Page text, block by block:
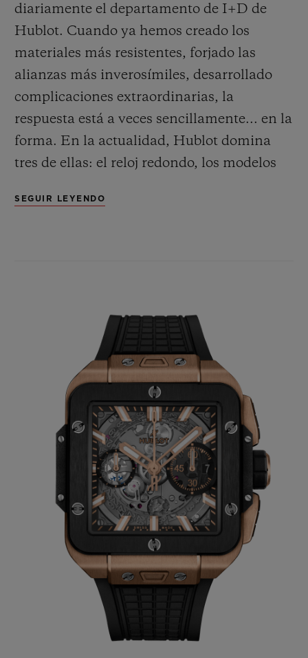
diariamente el departamento de I+D de
Hublot. Cuando ya hemos creado los
materiales más resistentes, forjado las
alianzas más inverosímiles, desarrollado
complicaciones extraordinarias, la
respuesta está a veces sencillamente... en la
forma. En la actualidad, Hublot domina
tres de ellas: el reloj redondo, los modelos
MP, que desafían todas las convenciones.
empezar, el movimiento. Porque el
componente esencial de cualquier calibre es
la rueda, que implica un movimiento, por
supuesto, redondo. En consecuencia, para
introducir de manera armoniosa un
movimiento redondo en una caja cuadrada
es necesario hacer un malabarismo muy
especial. Esta es la razón por la que la
mayor parte de los relojeros ocultan su
movimiento: para crear la ilusión de que
utilizan un movimiento de cuerda, o por no
haber sido capaces de encontrar una
estética coherente.
Hublot tomó la decisión radicalmente
SEGUIR LEYENDO